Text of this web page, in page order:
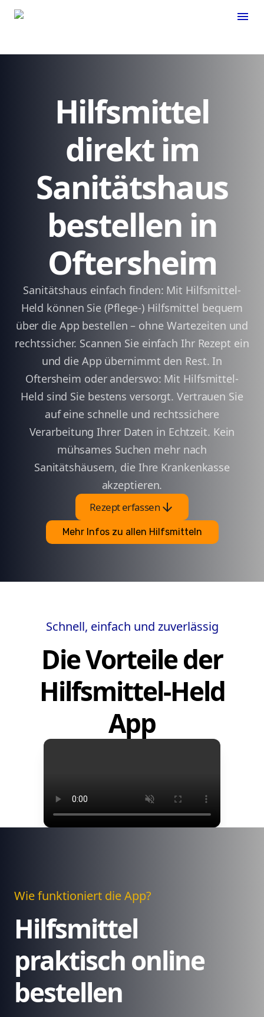
menu
Hilfsmittel
direkt im
Sanitätshaus
bestellen in
Oftersheim
Sanitätshaus einfach finden: Mit Hilfsmittel-
Held können Sie (Pflege-) Hilfsmittel bequem
über die App bestellen – ohne Wartezeiten und
rechtssicher. Scannen Sie einfach Ihr Rezept ein
und die App übernimmt den Rest. In
Oftersheim oder anderswo: Mit Hilfsmittel-
Held sind Sie bestens versorgt. Vertrauen Sie
auf eine schnelle und rechtssichere
Verarbeitung Ihrer Daten in Echtzeit. Kein
mühsames Suchen mehr nach
Sanitätshäusern, die Ihre Krankenkasse
akzeptieren.
Rezept erfassenarrow_downward
Mehr Infos zu allen Hilfsmitteln
Schnell, einfach und zuverlässig
Die Vorteile der
Hilfsmittel-Held
App
Wie funktioniert die App?
Hilfsmittel
praktisch online
bestellen